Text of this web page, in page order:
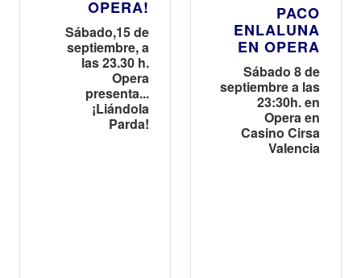
OPERA!
Sábado,15 de
septiembre, a
las 23.30 h.
Opera
presenta...
¡Liándola
Parda!
PACO
ENLALUNA
EN OPERA
Sábado 8 de
septiembre a las
23:30h. en
Opera en
Casino Cirsa
Valencia